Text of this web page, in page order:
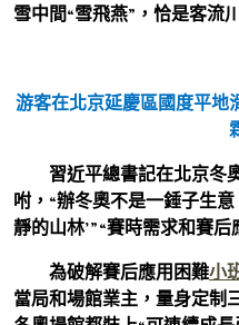
雪中間“雪飛燕”，恰是客流
游客在北京延慶區國度平地
習近平總書記在北京冬
咐，“辦冬奧不是一錘子生
靜的山林’”“賽時需求和賽后
為破解賽后應用困難小
當局和場館業主，量身定制